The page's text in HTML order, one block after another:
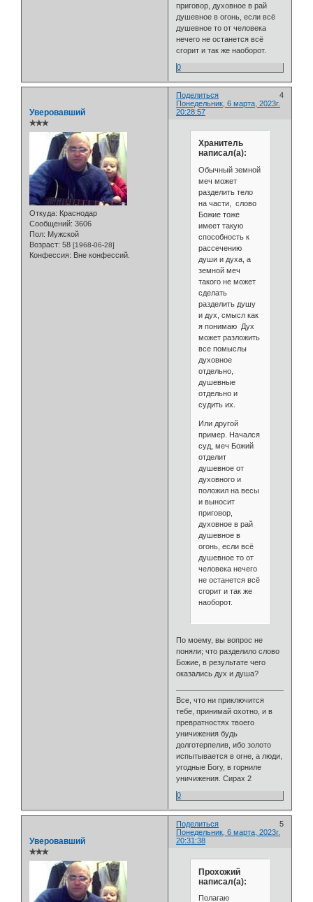
приговор, духовное в рай
душевное в огонь, если всё
душевное то от человека
нечего не останется всё
сгорит и так же наоборот.
0
Поделиться
4
Понедельник, 6 марта, 2023г.
20:28:57
Уверовавший
✯✯✯
Откуда: Краснодар
Сообщений: 3606
Пол: Мужской
Возраст: 58 [1968-06-28]
Конфессия: Вне конфессий.
Хранитель
написал(а):
Обычный земной
меч может
разделить тело
на части, слово
Божие тоже
имеет такую
способность к
рассечению
души и духа, а
земной меч
такого не может
сделать
разделить душу
и дух, смысл как
я понимаю Дух
может разложить
все помыслы
духовное
отдельно,
душевные
отдельно и
судить их.
Или другой
пример. Начался
суд, меч Божий
отделит
душевное от
духовного и
положил на весы
и выносит
приговор,
духовное в рай
душевное в
огонь, если всё
душевное то от
человека нечего
не останется всё
сгорит и так же
наоборот.
По моему, вы вопрос не
поняли; что разделило слово
Божие, в результате чего
оказались дух и душа?
Все, что ни приключится
тебе, принимай охотно, и в
превратностях твоего
уничижения будь
долготерпелив, ибо золото
испытывается в огне, а люди,
угодные Богу, в горниле
уничижения. Сирах 2
0
Поделиться
5
Понедельник, 6 марта, 2023г.
20:31:38
Уверовавший
✯✯✯
Прохожий
написал(а):
Полагаю